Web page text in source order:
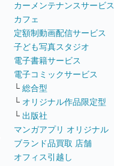
カーメンテナンスサービス
カフェ
定額制動画配信サービス
子ども写真スタジオ
電子書籍サービス
電子コミックサービス
└ 総合型
└ オリジナル作品限定型
└ 出版社
マンガアプリ オリジナル
ブランド品買取 店舗
オフィス引越し